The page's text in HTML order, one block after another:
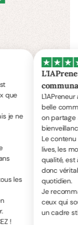
L'IAPreneur
communauté
L'IAPreneur
belle
on partage autour
bienveillance.
Le contenu de la
lives, les modules
qualité, est à la
donc
quotidien.
Je recommande
ceux qui
un cadre stimulant!